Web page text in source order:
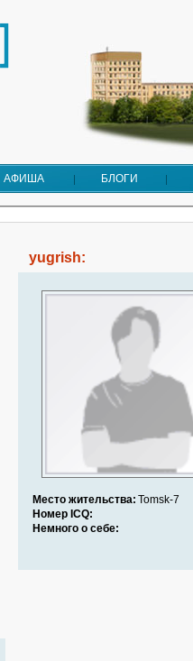
АФИША БЛОГИ
yugrish:
Место жительства: Tomsk-7
Номер ICQ:
Немного о себе: